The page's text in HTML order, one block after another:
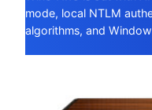
mode, local NTLM
algorithms, and